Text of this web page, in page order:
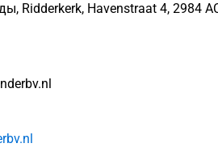
Ridderkerk, Havenstraat 4, 2984